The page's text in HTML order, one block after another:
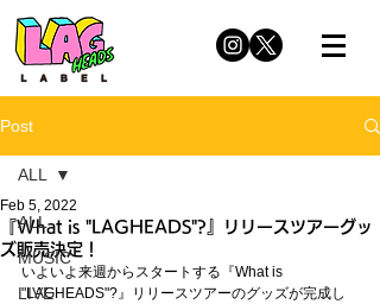
Post
ALL
MUSIC
LIVE
ALL
『What is "LAGHEADS"?』リリースツアーグッ
ズ販売決定！
Feb 5, 2022
いよいよ来週からスタートする『What is
"LAGHEADS"?』リリースツアーのグッズが完成し